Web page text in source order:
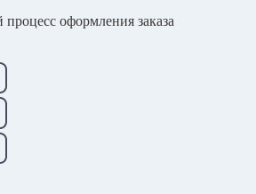
оформления заказа